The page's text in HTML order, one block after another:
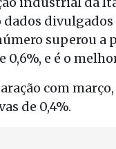
dados
superou a
0,6%, e é o
com
de 0,4%.